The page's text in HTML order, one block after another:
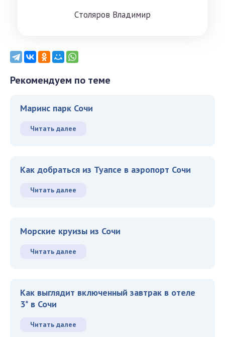
Cтoлярoв Влaдимиp
Рекомендуем по теме
Маринс парк Сочи
Читать далее
Как добраться из Туапсе в аэропорт Сочи
Читать далее
Морские круизы из Сочи
Читать далее
Как выглядит включенный завтрак в отеле
3* в Сочи
Читать далее